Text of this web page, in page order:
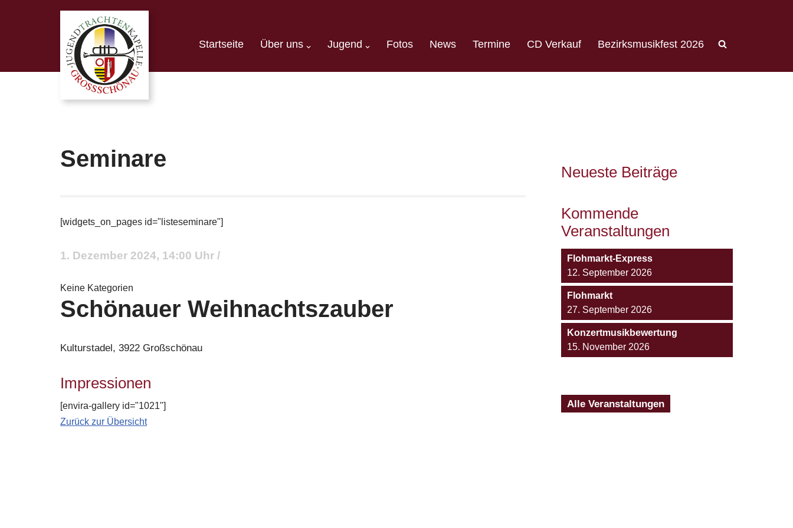
Startseite Über uns Jugend Fotos News Termine CD Verkauf Bezirksmusikfest 2026
Seminare
[widgets_on_pages id="listeseminare"]
1. Dezember 2024, 14:00 Uhr /
Keine Kategorien
Schönauer Weihnachtszauber
Kulturstadel, 3922 Großschönau
Impressionen
[envira-gallery id="1021"]
Zurück zur Übersicht
Neueste Beiträge
Kommende
Veranstaltungen
Flohmarkt-Express
12. September 2026
Flohmarkt
27. September 2026
Konzertmusikbewertung
15. November 2026
Alle Veranstaltungen